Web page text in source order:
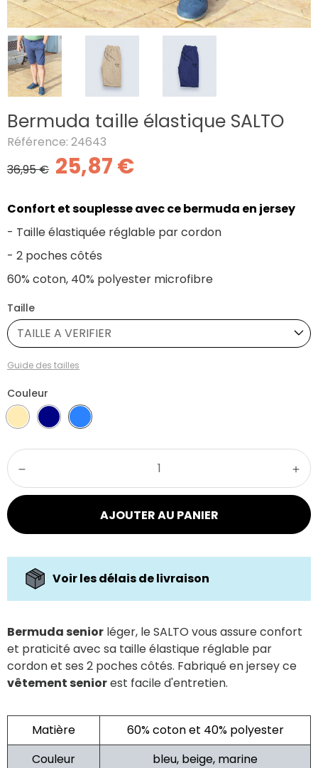
Bermuda taille élastique SALTO
Référence: 24643
36,95 € 25,87 €
Confort et souplesse avec ce bermuda en jersey
- Taille élastiquée réglable par cordon
- 2 poches côtés
60% coton, 40% polyester microfibre
Couleur
Taille
TAILLE A VERIFIER
Guide des tailles
AJOUTER AU PANIER
Voir les délais de livraison
Bermuda senior léger, le SALTO vous assure confort
et praticité avec sa taille élastique réglable par
cordon et ses 2 poches côtés. Fabriqué en jersey ce
vêtement seniorest facile d'entretien.
Matière
60% coton et 40% polyester
Couleur
bleu, beige, marine